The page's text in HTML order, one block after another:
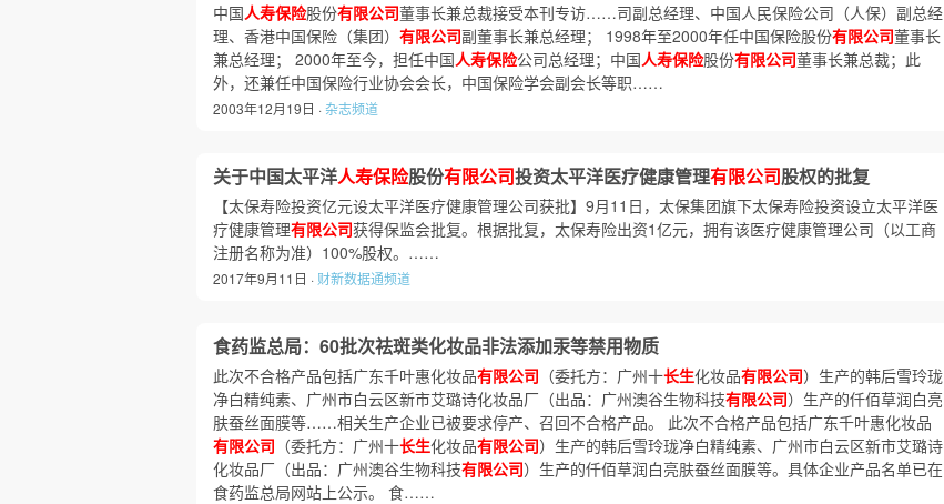
中国人寿保险股份有限公司董事长兼总裁接受本刊专访……司副总经理、中国人民保险公司（人保）副总经
理、香港中国保险（集团） 有限公司副董事长兼总经理； 1998年至2000年任中国保险股份有限公司董事长
兼总经理； 2000年至今，担任中国人寿保险公司总经理；中国人寿保险股份有限公司董事长兼总裁；此
外，还兼任中国保险行业协会会长，中国保险学会副会长等职……
2003年12月19日 ·杂志频道
关于中国太平洋人寿保险股份有限公司投资太平洋医疗健康管理有限公司股权的批复
【太保寿险投资亿元设太平洋医疗健康管理公司获批】9月11日，太保集团旗下太保寿险投资设立太平洋医
疗健康管理有限公司获得保监会批复。根据批复，太保寿险出资1亿元，拥有该医疗健康管理公司（以工商
注册名称为准）100%股权。……
2017年9月11日 · 财新数据通频道
食药监总局：60批次祛斑类化妆品非法添加汞等禁用物质
此次不合格产品包括广东千叶惠化妆品有限公司 （委托方：广州十长生化妆品有限公司）生产的韩后雪玲珑
净白精纯素、广州市白云区新市艾璐诗化妆品厂（出品：广州澳谷生物科技有限公司）生产的仟佰草润白亮
肤蚕丝面膜等……相关生产企业已被要求停产、召回不合格产品。 此次不合格产品包括广东千叶惠化妆品
有限公司 （委托方：广州十长生化妆品有限公司）生产的韩后雪玲珑净白精纯素、广州市白云区新市艾璐诗
化妆品厂（出品：广州澳谷生物科技有限公司）生产的仟佰草润白亮肤蚕丝面膜等。具体企业产品名单已在
食药监总局网站上公示。 食……